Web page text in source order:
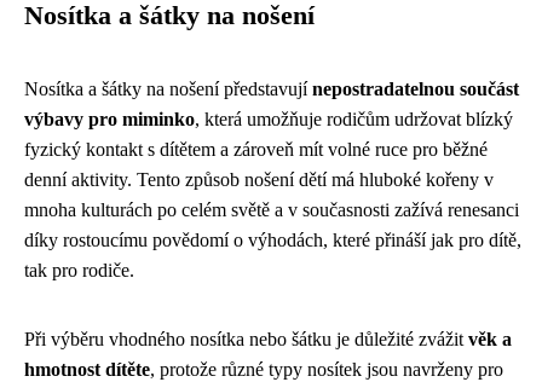
Nosítka a šátky na nošení
Nosítka a šátky na nošení představujínepostradatelnou součást
výbavy pro miminko, která umožňuje rodičům udržovat blízký
fyzický kontakt s dítětem a zároveň mít volné ruce pro běžné
denní aktivity. Tento způsob nošení dětí má hluboké kořeny v
mnoha kulturách po celém světě a v současnosti zažívá renesanci
díky rostoucímu povědomí o výhodách, které přináší jak pro dítě,
tak pro rodiče.
Při výběru vhodného nosítka nebo šátku je důležité zvážit věk a
hmotnost dítěte, protože různé typy nosítek jsou navrženy pro